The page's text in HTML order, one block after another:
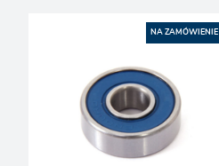
NA ZAMÓWIENIE